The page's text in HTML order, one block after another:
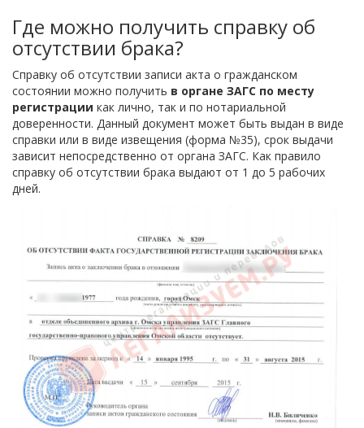
Где можно получить справку об
отсутствии брака?
Справку об отсутствии записи акта о гражданском
состоянии можно получить в органе ЗАГС по месту
регистрации как лично, так и по нотариальной
доверенности. Данный документ может быть выдан в виде
справки или в виде извещения (форма №35), срок выдачи
зависит непосредственно от органа ЗАГС. Как правило
справку об отсутствии брака выдают от 1 до 5 рабочих
дней.